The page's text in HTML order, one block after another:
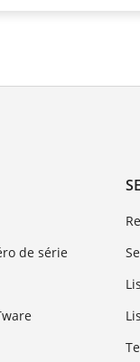
de série